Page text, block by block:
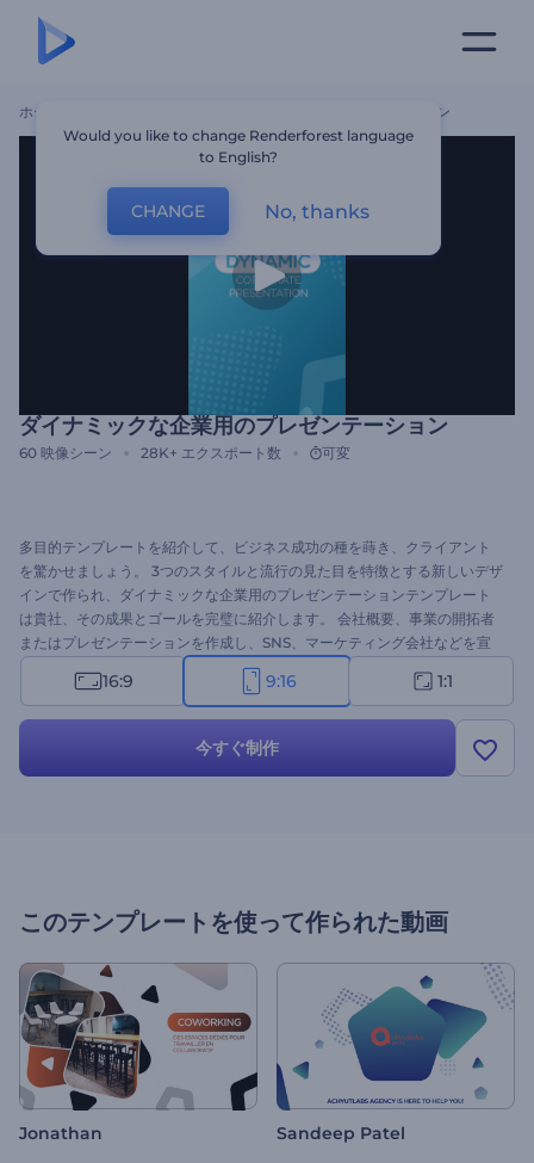
ホーム ダイナミックな企業用のプレゼンテーション
ダイナミックな企業用のプレゼンテーション
60 映像シーン 28K+ エクスポート数 可変
多目的テンプレートを紹介して、ビジネス成功の種を蒔き、クライアント
を驚かせましょう。 3つのスタイルと流行の見た目を特徴とする新しいデザ
インで作られ、ダイナミックな企業用のプレゼンテーションテンプレート
は貴社、その成果とゴールを完璧に紹介します。 会社概要、事業の開拓者
またはプレゼンテーションを作成し、SNS、マーケティング会社などを宣
伝しましょう。 動画のビジュアルコンセプトのファイルを御社に提供して
ください。 無料で試してみましょう！
16:9 9:16 1:1
今すぐ制作
このテンプレートを使って作られた動画
Jonathan Sandeep Patel
Would you like to change Renderforest language
to English?
CHANGE No, thanks